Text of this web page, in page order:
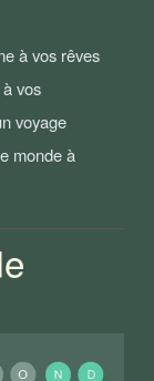
à vos rêves
vos
voyage
monde à